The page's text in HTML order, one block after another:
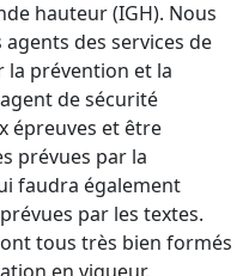
hauteur (IGH). Nous
des services de
la prévention et la
de sécurité
épreuves et être
prévues par la
faudra également
par les textes.
tous très bien formés